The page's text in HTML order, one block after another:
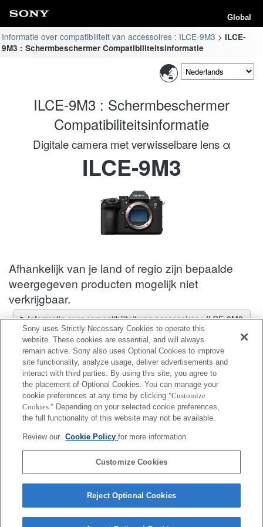
Global
Informatie over compatibiliteit van accessoires : ILCE-9M3
ILCE-
9M3 : Schermbeschermer Compatibiliteitsinformatie
ILCE-9M3 : Schermbeschermer
Compatibiliteitsinformatie
Digitale camera met verwisselbare lens α
ILCE-9M3
Afhankelijk van je land of regio zijn bepaalde
weergegeven producten mogelijk niet
verkrijgbaar.
Informatie over compatibiliteit van accessoires : ILCE-9M3
Lenskiezer
Een aanbevolen lens selecteren voor de foto's die je wilt maken
Schermbeschermer
Volledig compatibel
PCK-LG3
Sony uses Strictly Necessary Cookies to operate this
website. These cookies are essential, and will always
remain active. Sony also uses Optional Cookies to improve
site functionality, analyze usage, deliver advertisements and
interact with third parties. By using this site, you agree to
the placement of Optional Cookies. You can manage your
cookie preferences at any time by clicking "Customize
Cookies." Depending on your selected cookie preferences,
the full functionality of this website may not be available.
Review our Cookie Policyfor more information.
Customize Cookies
Reject Optional Cookies